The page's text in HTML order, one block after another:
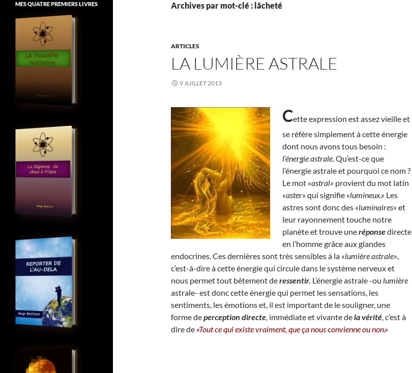
Archives par mot-clé : lâcheté
ARTICLES
LA LUMIÈRE ASTRALE
9 JUILLET 2013
Cette expression est assez vieille et
se réfère simplement à cette énergie
dont nous avons tous besoin :
l’énergie astrale. Qu’est-ce que
l’énergie astrale et pourquoi ce nom ?
Le mot «astral» provient du mot latin
«aster» qui signifie «lumineux.» Les
astres sont donc des «luminaires» et
leur rayonnement touche notre
planète et trouve uneréponsedirecte
en l’homme grâce aux glandes
endocrines. Ces dernières sont très sensibles à la «lumière astrale»,
c’est-à-dire à cette énergie qui circule dans le système nerveux et
nous permet tout bêtement deressentir. L’énergie astrale -ou lumière
astrale- est donc cette énergie qui permet les sensations, les
sentiments, les émotions et, il est important de le souligner, une
forme deperception directe, immédiate et vivante dela vérité, c’est à
dire de «Tout ce qui existe vraiment, que ça nous convienne ou non.»
MES QUATRE PREMIERS LIVRES